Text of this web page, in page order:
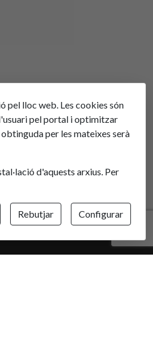
pel lloc web. Les cookies són
pel portal i optimitzar
per les mateixes serà
d'aquests arxius. Per
Rebutjar Configurar